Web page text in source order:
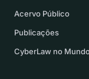
Acervo Público
Publicações
CyberLaw no